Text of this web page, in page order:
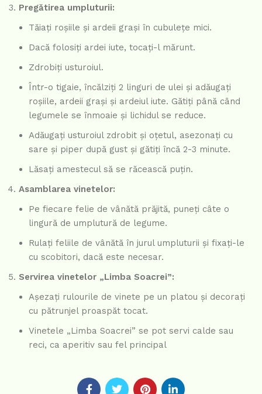
Pregătirea umpluturii:
Tăiați roșiile și ardeii grași în cubulețe mici.
Dacă folosiți ardei iute, tocați-l mărunt.
Zdrobiți usturoiul.
Într-o tigaie, încălziți 2 linguri de ulei și adăugați
roșiile, ardeii grași și ardeiul iute. Gătiți până când
legumele se înmoaie și lichidul se reduce.
Adăugați usturoiul zdrobit și oțetul, asezonați cu
sare și piper după gust și gătiți încă 2-3 minute.
Lăsați amestecul să se răcească puțin.
Asamblarea vinetelor:
Pe fiecare felie de vânătă prăjită, puneți câte o
lingură de umplutură de legume.
Rulați feliile de vânătă în jurul umpluturii și fixați-le
cu scobitori, dacă este necesar.
Servirea vinetelor „Limba Soacrei”:
Așezați rulourile de vinete pe un platou și decorați
cu pătrunjel proaspăt tocat.
Vinetele „Limba Soacrei” se pot servi calde sau
reci, ca aperitiv sau fel principal